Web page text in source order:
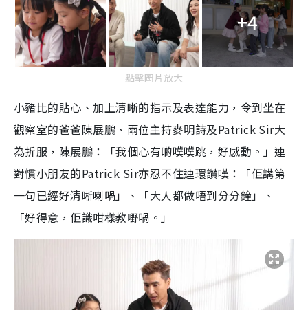
+4
點擊圖片放大
小豬比的貼心、加上清晰的指示及表達能力，令到坐在
觀察室的爸爸陳展鵬、兩位主持麥明詩及Patrick Sir大
為折服，陳展鵬：「我個心有啲噗噗跳，好感動。」連
對慣小朋友的Patrick Sir亦忍不住連環讚嘆：「佢講第
一句已經好清晰喇喎」、「大人都做唔到分分鐘」、
「好得意，佢識咁樣教嘢喎。」